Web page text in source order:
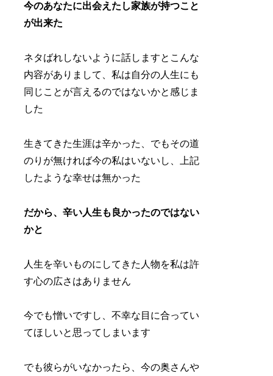
今のあなたに出会えたし家族が持つこと
が出来た
ネタばれしないように話しますとこんな
内容がありまして、私は自分の人生にも
同じことが言えるのではないかと感じま
した
生きてきた生涯は辛かった、でもその道
のりが無ければ今の私はいないし、上記
したような幸せは無かった
だから、辛い人生も良かったのではない
かと
人生を辛いものにしてきた人物を私は許
す心の広さはありません
今でも憎いですし、不幸な目に合ってい
てほしいと思ってしまいます
でも彼らがいなかったら、今の奥さんや